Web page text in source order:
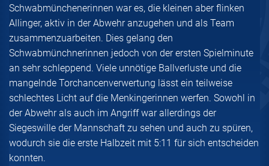
Schwabmünchenerinnen war es, die kleinen aber flinken
Allinger, aktiv in der Abwehr anzugehen und als Team
zusammenzuarbeiten. Dies gelang den
Schwabmünchnerinnen jedoch von der ersten Spielminute
an sehr schleppend. Viele unnötige Ballverluste und die
mangelnde Torchancenverwertung lässt ein teilweise
schlechtes Licht auf die Menkingerinnen werfen. Sowohl in
der Abwehr als auch im Angriff war allerdings der
Siegeswille der Mannschaft zu sehen und auch zu spüren,
wodurch sie die erste Halbzeit mit 5:11 für sich entscheiden
konnten.